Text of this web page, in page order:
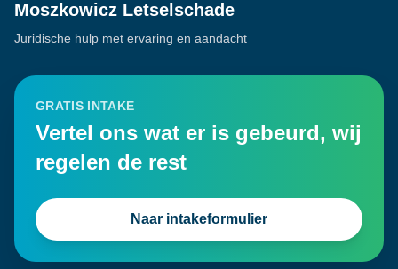
Moszkowicz Letselschade
Juridische hulp met ervaring en aandacht
GRATIS INTAKE
Vertel ons wat er is gebeurd, wij
regelen de rest
Naar intakeformulier